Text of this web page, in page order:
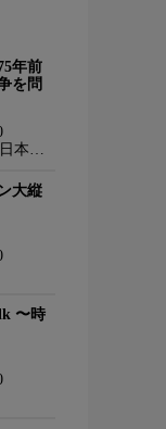
年前
を問
本・
大縦
〜時